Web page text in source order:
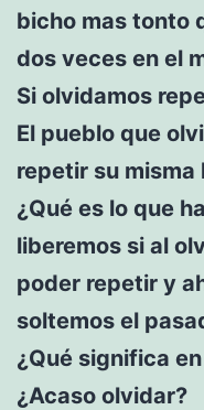
bicho mas tonto
dos veces en el
Si olvidamos
El pueblo que
repetir su misma
¿Qué es lo que
liberemos si al
poder repetir y
soltemos el
¿Qué significa
¿Acaso olvidar?